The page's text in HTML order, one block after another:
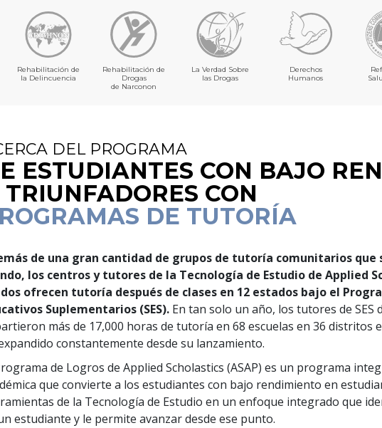
Rehabilitación de
la Delincuencia
Rehabilitación de
Drogas
de Narconon
La Verdad Sobre
las Drogas
Derechos
Humanos
DEL PROGRAMA
ESTUDIANTES CON BAJO
CON
DE TUTORÍA
de una gran cantidad de grupos de tutoría comunitarios que
los centros y tutores de la Tecnología de Estudio de Applied
ofrecen tutoría después de clases en 12 estados bajo el
Suplementarios (SES). En tan solo un año, los tutores de SES
más de 17,000 horas de tutoría en68 escuelas en36 distritos
constantemente desde su lanzamiento.
de Logros de Applied Scholastics (ASAP) es un programa
que convierte a los estudiantes con bajo rendimiento en
de la Tecnología de Estudio en un enfoque integrado que
estudiante y le permite avanzar desde ese punto.